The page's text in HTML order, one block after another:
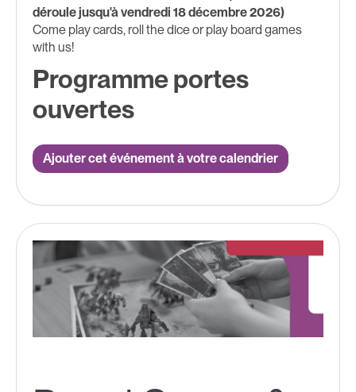
déroule jusqu'à vendredi 18 décembre 2026)
Come play cards, roll the dice or play board games
with us!
Programme portes
ouvertes
Ajouter cet événement à votre calendrier